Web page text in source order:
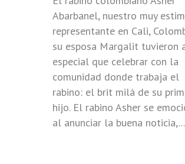
Abarbanel, nuestro muy
representante en Cali,
su esposa Margalit tuvieron
especial que celebrar con la
comunidad donde trabaja el
rabino: el brit milá de su
hijo. El rabino Asher se
al anunciar la buena noticia,...